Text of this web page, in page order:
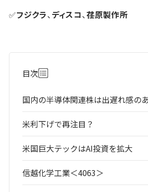
✅フジクラ、ディスコ、荏原製作所
目次
国内の半導体関連株は出遅れ感の
米利下げで再注目？
米国巨大テックはAI投資を拡大
信越化学工業＜4063＞